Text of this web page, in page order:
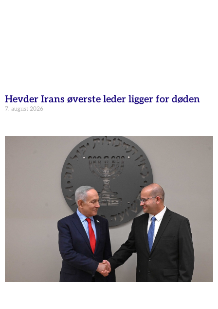
Hevder Irans øverste leder ligger for døden
7. august 2026